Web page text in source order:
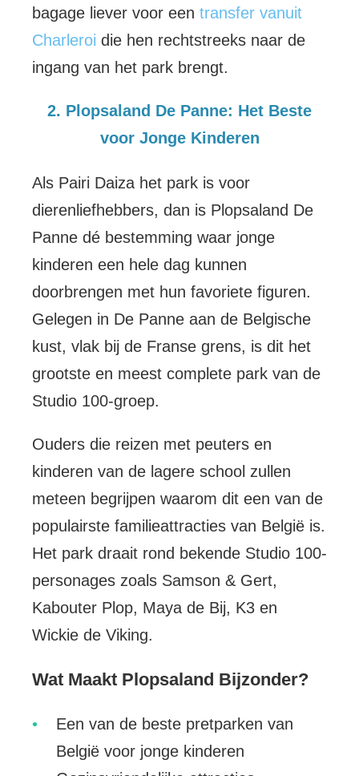
bagage liever voor een transfer vanuit
Charleroi die hen rechtstreeks naar de
ingang van het park brengt.
2. Plopsaland De Panne: Het Beste
voor Jonge Kinderen
Als Pairi Daiza het park is voor
dierenliefhebbers, dan is Plopsaland De
Panne dé bestemming waar jonge
kinderen een hele dag kunnen
doorbrengen met hun favoriete figuren.
Gelegen in De Panne aan de Belgische
kust, vlak bij de Franse grens, is dit het
grootste en meest complete park van de
Studio 100-groep.
Ouders die reizen met peuters en
kinderen van de lagere school zullen
meteen begrijpen waarom dit een van de
populairste familieattracties van België is.
Het park draait rond bekende Studio 100-
personages zoals Samson & Gert,
Kabouter Plop, Maya de Bij, K3 en
Wickie de Viking.
Wat Maakt Plopsaland Bijzonder?
Een van de beste pretparken van
België voor jonge kinderen